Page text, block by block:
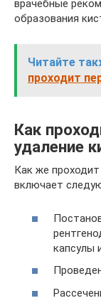
врачебные
образования
Читайте
проходит
Как
удаление
Как же
включает
капсулы